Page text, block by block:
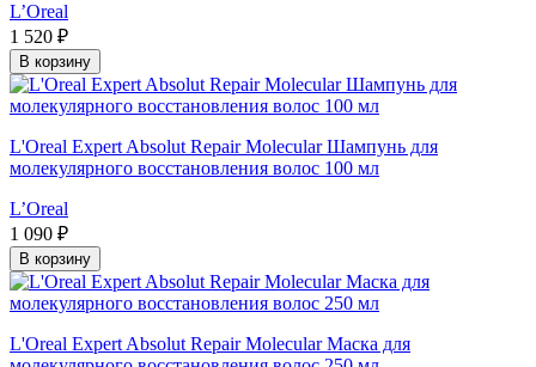
L’Oreal
1 520 ₽
В корзину
L'Oreal Expert Absolut Repair Molecular Шампунь для
молекулярного восстановления волос 100 мл
L’Oreal
1 090 ₽
В корзину
L'Oreal Expert Absolut Repair Molecular Маска для